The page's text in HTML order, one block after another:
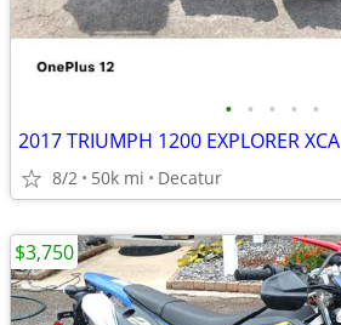
• • • • •
2017 TRIUMPH 1200 EXPLORER XCA
8/2 50k mi Decatur
$3,750